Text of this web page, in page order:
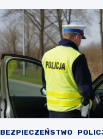
BEZPIECZEŃSTWO